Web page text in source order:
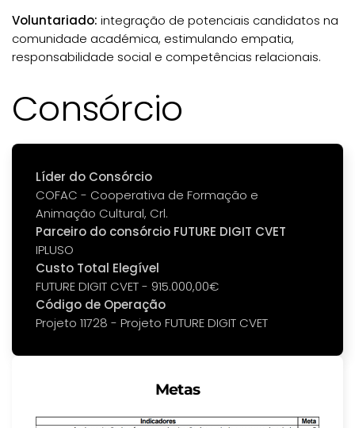
Voluntariado: integração de potenciais candidatos na
comunidade académica, estimulando empatia,
responsabilidade social e competências relacionais.
Consórcio
Líder do Consórcio
COFAC - Cooperativa de Formação e
Animação Cultural, Crl.
Parceiro do consórcio FUTURE DIGIT CVET
IPLUSO
Custo Total Elegível
FUTURE DIGIT CVET - 915.000,00€
Código de Operação
Projeto 11728 - Projeto FUTURE DIGIT CVET
Metas